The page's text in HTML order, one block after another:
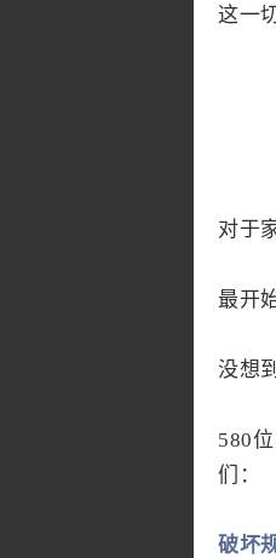
这一
对于
最开
没想
580
们：
破坏